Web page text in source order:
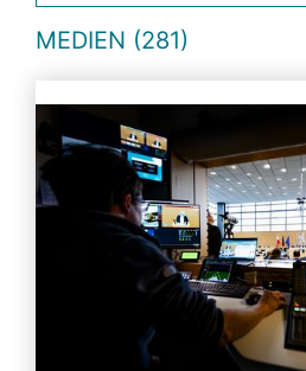
MEDIEN (281)